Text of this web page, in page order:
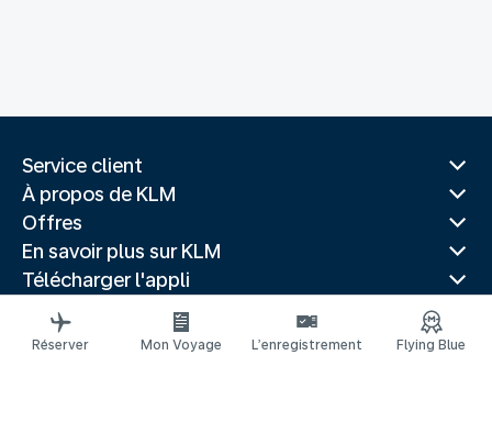
Service client
À propos de KLM
Offres
En savoir plus sur KLM
Télécharger l'appli
Sites Web associés
Guides de voyage
Réserver Mon Voyage L’enregistrement Flying Blue